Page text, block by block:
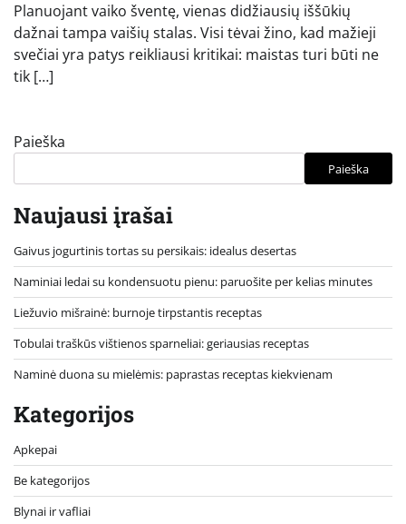
Planuojant vaiko šventę, vienas didžiausių iššūkių
dažnai tampa vaišių stalas. Visi tėvai žino, kad mažieji
svečiai yra patys reikliausi kritikai: maistas turi būti ne
tik […]
Paieška
Paieška
Naujausi įrašai
Gaivus jogurtinis tortas su persikais: idealus desertas
Naminiai ledai su kondensuotu pienu: paruošite per kelias minutes
Liežuvio mišrainė: burnoje tirpstantis receptas
Tobulai traškūs vištienos sparneliai: geriausias receptas
Naminė duona su mielėmis: paprastas receptas kiekvienam
Kategorijos
Apkepai
Be kategorijos
Blynai ir vafliai